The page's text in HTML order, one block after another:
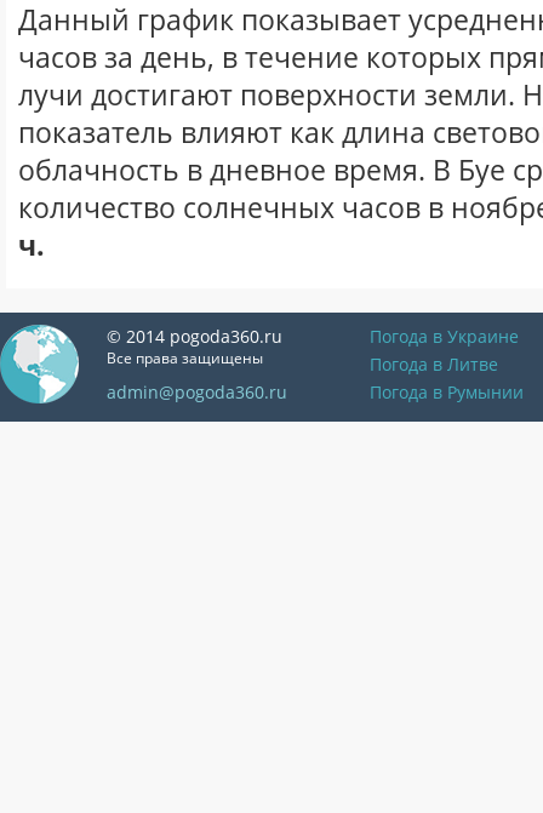
Данный график показывает
часов за день, в течение которых
лучи достигают поверхности земли.
показатель влияют как длина
облачность в дневное время. В Буе
количество солнечных часов в
ч.
© 2014 pogoda360.ru
Все права защищены
admin@pogoda360.ru
Погода в Украине
Погода в Литве
Погода в Румынии